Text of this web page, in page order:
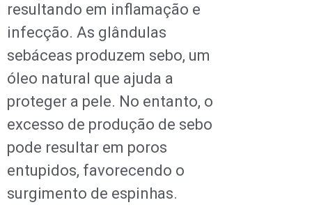
resultando em inflamação e
infecção. As glândulas
sebáceas produzem sebo, um
óleo natural que ajuda a
proteger a pele. No entanto, o
excesso de produção de sebo
pode resultar em poros
entupidos, favorecendo o
surgimento de espinhas.